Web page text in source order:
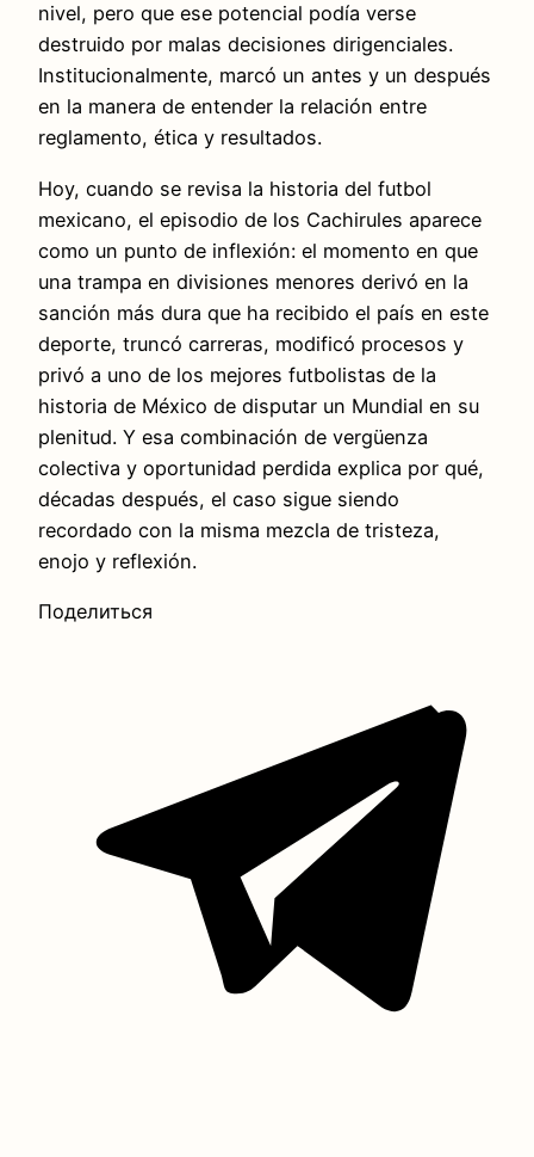
nivel, pero que ese potencial podía verse
destruido por malas decisiones dirigenciales.
Institucionalmente, marcó un antes y un después
en la manera de entender la relación entre
reglamento, ética y resultados.
Hoy, cuando se revisa la historia del futbol
mexicano, el episodio de los Cachirules aparece
como un punto de inflexión: el momento en que
una trampa en divisiones menores derivó en la
sanción más dura que ha recibido el país en este
deporte, truncó carreras, modificó procesos y
privó a uno de los mejores futbolistas de la
historia de México de disputar un Mundial en su
plenitud. Y esa combinación de vergüenza
colectiva y oportunidad perdida explica por qué,
décadas después, el caso sigue siendo
recordado con la misma mezcla de tristeza,
enojo y reflexión.
Поделиться